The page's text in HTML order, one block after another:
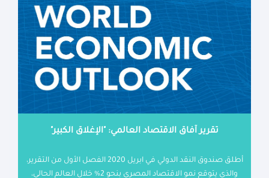
تقرير آفاق الاقتصاد العالمي: "الإغلاق الكبير"
أطلق صندوق النقد الدولي في ابريل 2020 الفصل الأول من التقرير،
والذي يتوقع نمو الاقتصاد المصري بنحو 2% خلال العالم الحالي،